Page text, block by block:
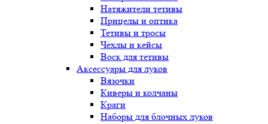
Натяжители тетивы
Прицелы и оптика
Тетивы и тросы
Чехлы и кейсы
Воск для тетивы
Аксессуары для луков
Вязочки
Киверы и колчаны
Краги
Наборы для блочных луков